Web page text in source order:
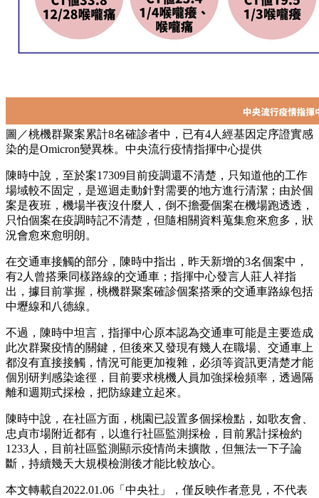
圖／桃機群聚案累計8名確診者中，已有4人經基因定序證實感
染的是Omicron變異株。中央流行疫情指揮中心提供
陳時中說，至於案17309目前疫調還不清楚，只知道他的工作
場域較不固定，是巡迴走動針對需要的地方進行清潔；由於個
案是夜班，機場半夜沒什麼人，倒不擔憂個案在機場跑透透，
只怕個案在疫調時記不清楚，但隨相關資料蒐集愈來愈多，狀
況會愈來愈明朗。
在交通車接觸的部分，陳時中指出，昨天新增的3名個案中，
有2人曾搭乘同樣路線的交通車；指揮中心發言人莊人祥指
出，據目前掌握，桃機群聚案確診個案搭乘的交通車路線包括
中壢線和八德線。
不過，陳時中坦言，指揮中心原本認為交通車可能是主要造成
此次群聚疫情的關鍵，但後來又發現有幾人在職場、交通車上
都沒有直接接觸，情況可能更加複雜，必須等資訊更清楚才能
個別研判感染途徑，目前要求桃機人員加強採檢頻率，透過隔
離和週期式採檢，把防線建立起來。
陳時中說，在社區方面，桃園已設置多個採檢點，如歌友會、
忠貞市場附近都有，以進行社區監測採檢，目前累計採檢約
1233人，目前社區監測顯示疫情尚未擴散，但無法一下子論
斷，持續幾天大規模檢測後才能比較放心。
本文轉載自2022.01.06「中央社」，僅反映作者意見，不代表